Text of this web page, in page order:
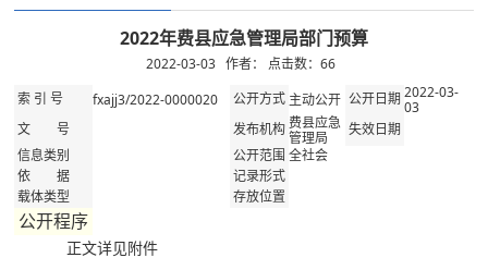
2022年费县应急管理局部门预算
2022-03-03 作者： 点击数： 66
索 引 号 fxajj3/2022-0000020 公开方式 主动公开 公开日期2022-03-
03
文 号 发布机构费县应急
管理局
失效日期
信息类别
公开范围全社会
依 据
记录形式
载体类型
存放位置
公开程序
正文详见附件